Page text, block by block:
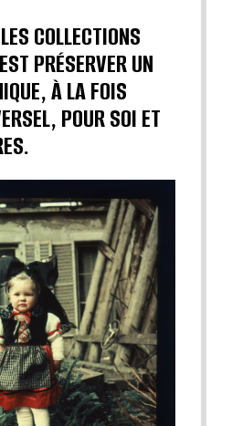
COLLECTIONS
PRÉSERVER UN
À LA FOIS
POUR SOI ET